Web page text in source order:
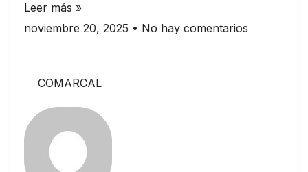
Leer más »
noviembre 20, 2025
No hay comentarios
COMARCAL